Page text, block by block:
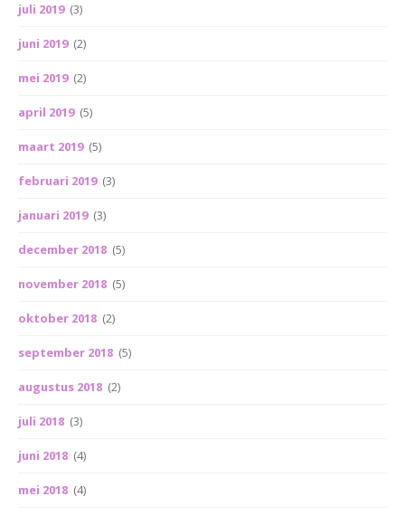
juli 2019 (3)
juni 2019 (2)
mei 2019 (2)
april 2019 (5)
maart 2019 (5)
februari 2019 (3)
januari 2019 (3)
december 2018 (5)
november 2018 (5)
oktober 2018 (2)
september 2018 (5)
augustus 2018 (2)
juli 2018 (3)
juni 2018 (4)
mei 2018 (4)